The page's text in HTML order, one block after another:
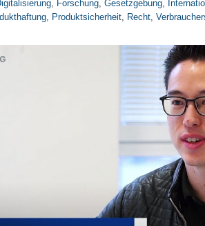
, Forschung, Gesetzgebung,
, Produktsicherheit, Recht,